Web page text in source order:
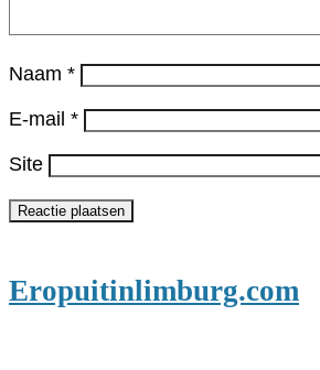
Naam *
E-mail *
Site
Eropuitinlimburg.com